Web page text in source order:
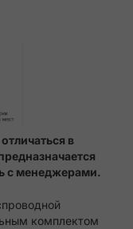
в
с менеджерами.
комплектом